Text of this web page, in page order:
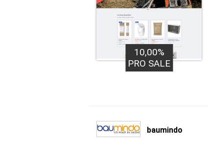
10,00%
PRO SALE
baumindo